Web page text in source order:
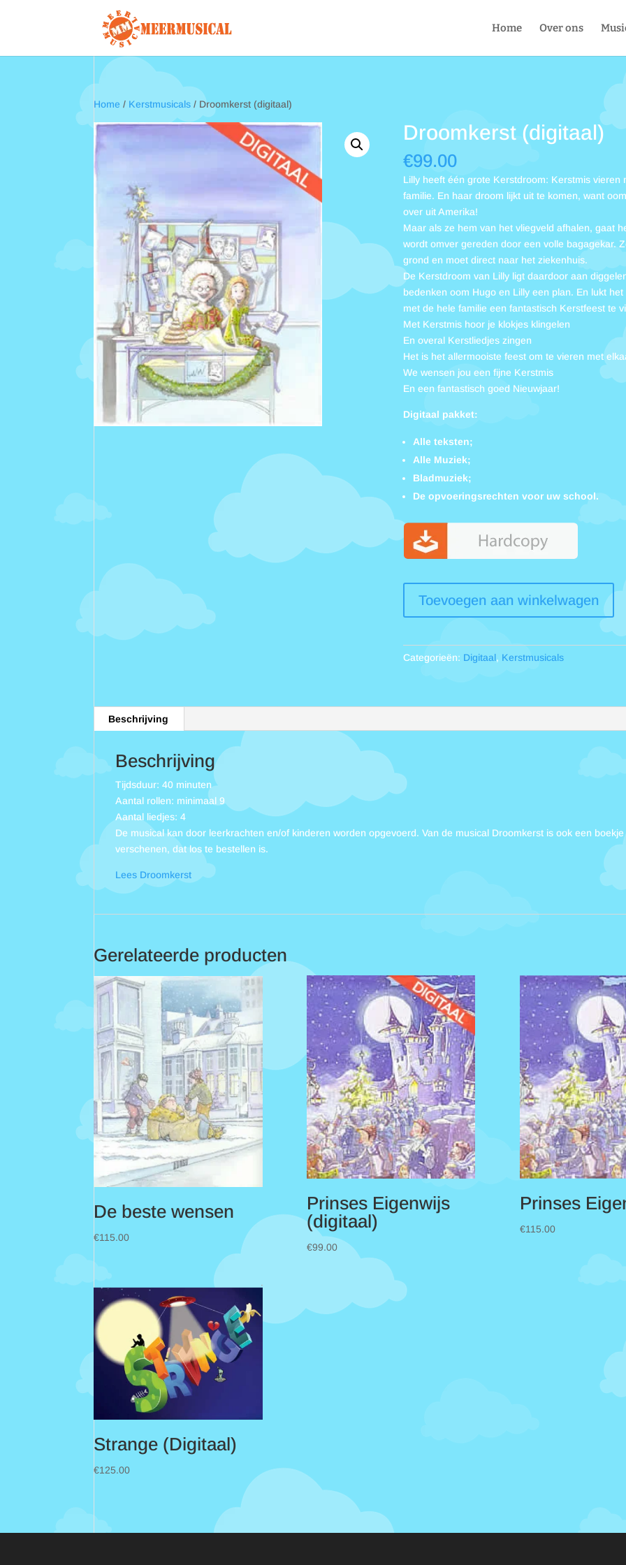
Home Over ons
Home / Kerstmusicals / Droomkerst (digitaal)
Droomkerst (digitaal)
€99.00
Lilly heeft één grote Kerstdroom: Kerstmis vieren
familie. En haar droom lijkt uit te komen, want
over uit Amerika!
Maar als ze hem van het vliegveld afhalen, gaat
wordt omver gereden door een volle bagagekar.
grond en moet direct naar het ziekenhuis.
De Kerstdroom van Lilly ligt daardoor aan
bedenken oom Hugo en Lilly een plan. En lukt
met de hele familie een fantastisch Kerstfeest te
Met Kerstmis hoor je klokjes klingelen
En overal Kerstliedjes zingen
Het is het allermooiste feest om te vieren met
We wensen jou een fijne Kerstmis
En een fantastisch goed Nieuwjaar!
Digitaal pakket:
Alle teksten;
Alle Muziek;
Bladmuziek;
De opvoeringsrechten voor uw school.
(digitaal)
Toevoegen aan winkelwagen
Categorieën: Digitaal, Kerstmusicals
Beschrijving
Beschrijving
Tijdsduur: 40 minuten
Aantal rollen: minimaal 9
Aantal liedjes: 4
De musical kan door leerkrachten en/of kinderen worden opgevoerd. Van de musical Droomkerst is ook een boekje
verschenen, dat los te bestellen is.
Lees Droomkerst
Gerelateerde producten
De beste wensen
€115.00
Prinses Eigenwijs
(digitaal)
€99.00
Prinses
€115.00
Strange (Digitaal)
€125.00